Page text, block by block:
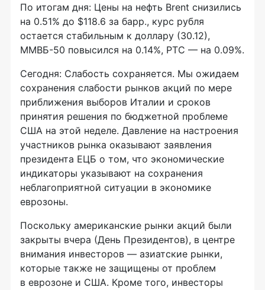
По итогам дня: Цены на нефть Brent снизились
на 0.51% до $118.6 за барр., курс рубля
остается стабильным к доллару (30.12),
ММВБ-50 повысился на 0.14%, РТС — на 0.09%.
Сегодня: Слабость сохраняется. Мы ожидаем
сохранения слабости рынков акций по мере
приближения выборов Италии и сроков
принятия решения по бюджетной проблеме
США на этой неделе. Давление на настроения
участников рынка оказывают заявления
президента ЕЦБ о том, что экономические
индикаторы указывают на сохранения
неблагоприятной ситуации в экономике
еврозоны.
Поскольку американские рынки акций были
закрыты вчера (День Президентов), в центре
внимания инвесторов — азиатские рынки,
которые также не защищены от проблем
в еврозоне и США. Кроме того, инвесторы